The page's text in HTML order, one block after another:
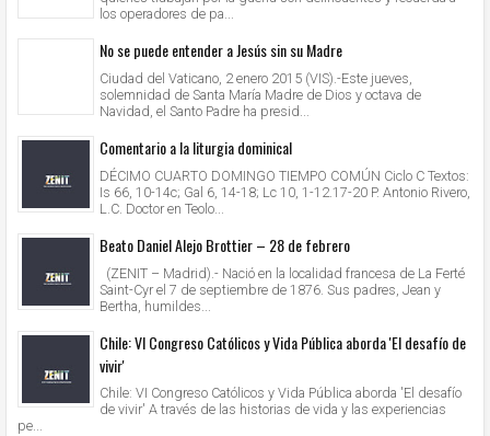
los operadores de pa...
No se puede entender a Jesús sin su Madre
Ciudad del Vaticano, 2 enero 2015 (VIS).-Este jueves,
solemnidad de Santa María Madre de Dios y octava de
Navidad, el Santo Padre ha presid...
Comentario a la liturgia dominical
DÉCIMO CUARTO DOMINGO TIEMPO COMÚN Ciclo C Textos:
Is 66, 10-14c; Gal 6, 14-18; Lc 10, 1-12.17-20 P. Antonio Rivero,
L.C. Doctor en Teolo...
Beato Daniel Alejo Brottier – 28 de febrero
(ZENIT – Madrid).- Nació en la localidad francesa de La Ferté
Saint-Cyr el 7 de septiembre de 1876. Sus padres, Jean y
Bertha, humildes...
Chile: VI Congreso Católicos y Vida Pública aborda 'El desafío de
vivir'
Chile: VI Congreso Católicos y Vida Pública aborda 'El desafío
de vivir' A través de las historias de vida y las experiencias
pe...